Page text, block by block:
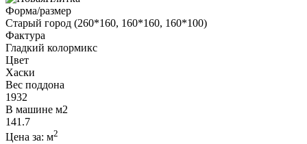
Форма/размер
Старый город (260*160, 160*160, 160*100)
Фактура
Гладкий колормикс
Цвет
Хаски
Вес поддона
1932
В машине м2
141.7
Цена за: м2